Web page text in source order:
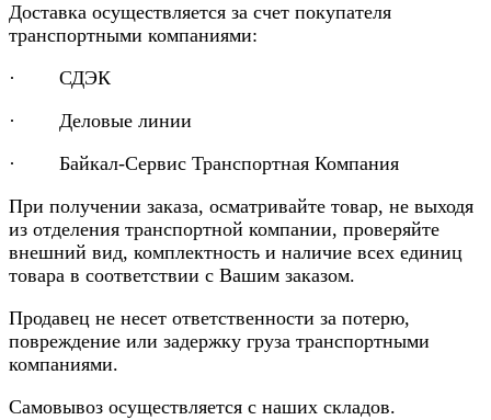
Доставка осуществляется за счет покупателя
транспортными компаниями:
· СДЭК
· Деловые линии
· Байкал-Сервис Транспортная Компания
При получении заказа, осматривайте товар, не выходя
из отделения транспортной компании, проверяйте
внешний вид, комплектность и наличие всех единиц
товара в соответствии с Вашим заказом.
Продавец не несет ответственности за потерю,
повреждение или задержку груза транспортными
компаниями.
Самовывоз осуществляется с наших складов.